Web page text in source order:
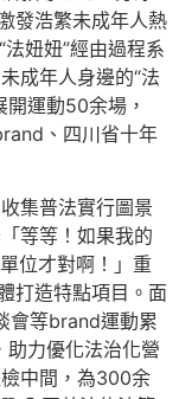
發浩繁未成年人熱
妞妞”經由過程系
成年人身邊的“法
運動50余場，
、四川省十年
集普法實行圖景
等等！如果我的
位才對啊！」重
打造特點項目。面
會等brand運動累
力優化法治化營
中間，為300余